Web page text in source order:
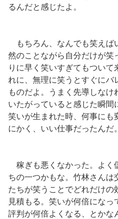
るんだと感じたよ。
もちろん、なんでも笑えば
然のことながら自分だけが笑
りに早く笑いすぎてもつい
れに、無理に笑うとすぐにバ
ものだよ。うまく先導しな
いたがっていると感じた瞬
笑いが生まれた時、何事にも
にかく、いい仕事だったんだ。
稼ぎも悪くなかった。よく
ちの一つかもな。竹林さん
たちが笑うことでどれだけの
見積もる。笑いが何倍にな
評判が何倍よくなる、とかな